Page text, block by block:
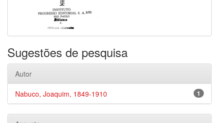
Sugestões de pesquisa
Autor
1
Nabuco, Joaquim, 1849-1910